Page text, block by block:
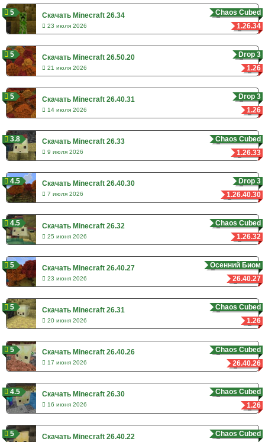
5
Chaos Cubed
1.26.34
Скачать Minecraft 26.34
23 июля 2026
5
Drop 3
1.26
Скачать Minecraft 26.50.20
21 июля 2026
5
Drop 3
1.26
Скачать Minecraft 26.40.31
14 июля 2026
3.8
Chaos Cubed
1.26.33
Скачать Minecraft 26.33
9 июля 2026
4.5
Drop 3
1.26.40.30
Скачать Minecraft 26.40.30
7 июля 2026
4.5
Chaos Cubed
1.26.32
Скачать Minecraft 26.32
25 июня 2026
5
Осенний Биом
26.40.27
Скачать Minecraft 26.40.27
23 июня 2026
5
Chaos Cubed
1.26
Скачать Minecraft 26.31
20 июня 2026
5
Chaos Cubed
26.40.26
Скачать Minecraft 26.40.26
17 июня 2026
4.5
Chaos Cubed
1.26
Скачать Minecraft 26.30
16 июня 2026
5
Chaos Cubed
Скачать Minecraft 26.40.22